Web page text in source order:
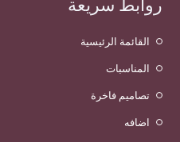
روابط سريعة
القائمة الرئيسية
المناسبات
تصاميم فاخرة
اضافه